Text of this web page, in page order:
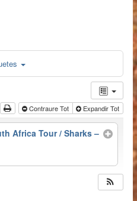
Contraure Tot Expandir Tot
Africa Tour / Sharks –